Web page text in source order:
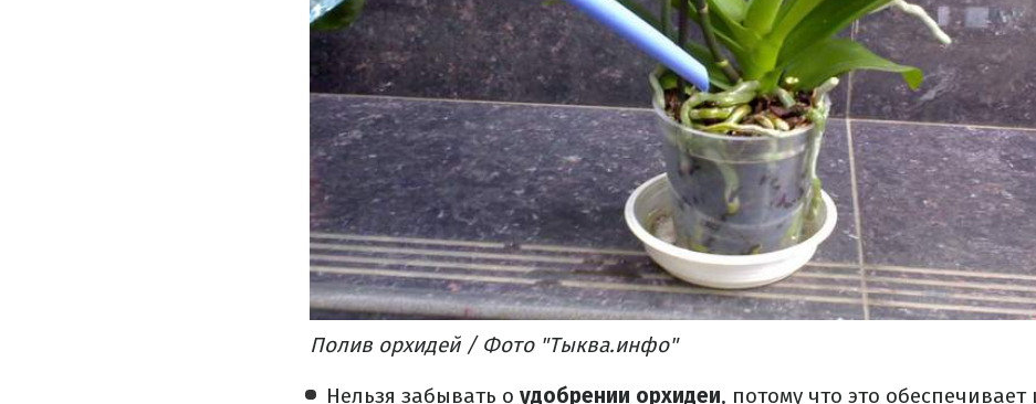
Полив орхидей / Фото "Тыква.инфо"
Нельзя забывать о удобрении орхидеи, потому что это обеспечивает